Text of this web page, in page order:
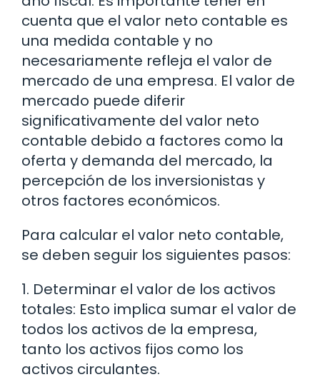
cuenta que el valor neto contable es
una medida contable y no
necesariamente refleja el valor de
mercado de una empresa. El valor de
mercado puede diferir
significativamente del valor neto
contable debido a factores como la
oferta y demanda del mercado, la
percepción de los inversionistas y
otros factores económicos.
Para calcular el valor neto contable,
se deben seguir los siguientes pasos:
1. Determinar el valor de los activos
totales: Esto implica sumar el valor de
todos los activos de la empresa,
tanto los activos fijos como los
activos circulantes.